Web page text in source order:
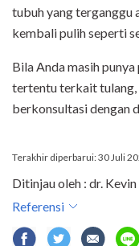
tubuh yang terganggu
kembali pulih seperti
Bila Anda masih
tertentu terkait tulang,
berkonsultasi dengan
Terakhir diperbarui: 30 Juli